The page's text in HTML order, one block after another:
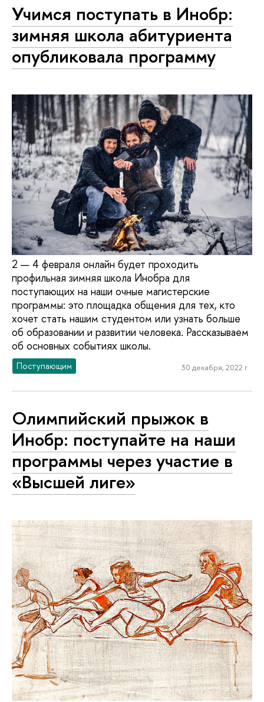
Учимся поступать в Инобр:
зимняя школа абитуриента
опубликовала программу
2 — 4 февраля онлайн будет проходить
профильная зимняя школа Инобра для
поступающих на наши очные магистерские
программы: это площадка общения для тех, кто
хочет стать нашим студентом или узнать больше
об образовании и развитии человека. Рассказываем
об основных событиях школы.
Поступающим 30 декабря, 2022 г.
Олимпийский прыжок в
Инобр: поступайте на наши
программы через участие в
«Высшей лиге»